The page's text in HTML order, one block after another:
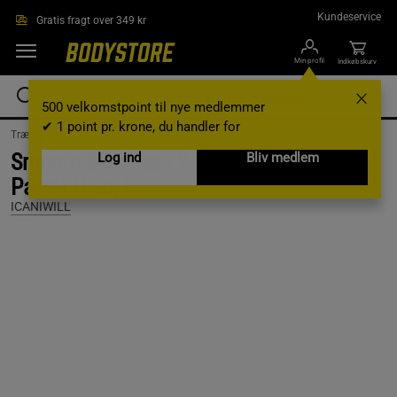
Gratis fragt over 349 kr Kundeservice
Min profil
500 velkomstpoint til nye medlemmer
✔ 1 point pr. krone, du handler for
Log ind
Bliv medlem
Indkøbskurv
Træningstøj /Træningstøj til kvinder / Træningstoppe
Smooth Seamless 2-in-1 Strappy Tank,
Pastel Lilac, L
ICANIWILL